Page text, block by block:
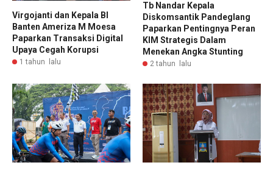
Virgojanti dan Kepala BI
Banten Ameriza M Moesa
Paparkan Transaksi Digital
Upaya Cegah Korupsi
1 tahun lalu
Tb Nandar Kepala
Diskomsantik Pandeglang
Paparkan Pentingnya Peran
KIM Strategis Dalam
Menekan Angka Stunting
2 tahun lalu